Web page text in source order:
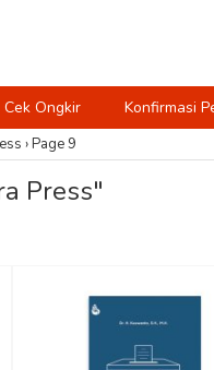
Cek Ongkir Konfirmasi
›Page 9
Press"